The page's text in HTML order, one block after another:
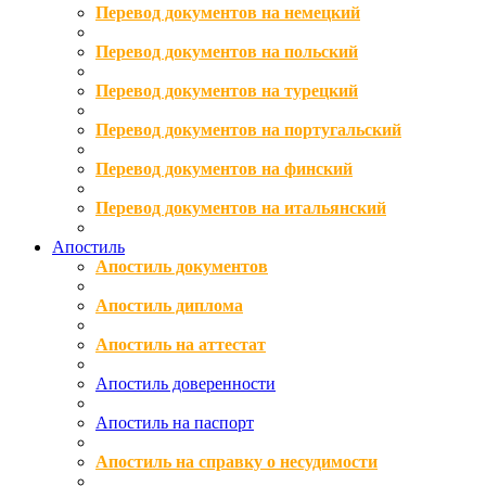
Перевод документов на немецкий
Перевод документов на польский
Перевод документов на турецкий
Перевод документов на португальский
Перевод документов на финский
Перевод документов на итальянский
Апостиль
Апостиль документов
Апостиль диплома
Апостиль на аттестат
Апостиль доверенности
Апостиль на паспорт
Апостиль на справку о несудимости